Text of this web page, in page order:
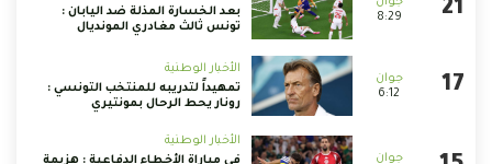
8:29
بعد الخسارة المذلة ضد اليابان :
تونس ثالث مغادري المونديال
6:12
الأخبار الوطنية
تمهيداً لتدريبه للمنتخب التونسي :
رونار يحط الرحال بمونتيري
الأخبار الوطنية
في مباراة الأخطاء الدفاعية : هزيمة